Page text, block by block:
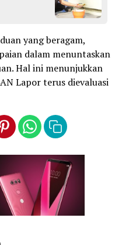
yang beragam,
dalam menuntaskan
Hal ini menunjukkan
Lapor terus dievaluasi